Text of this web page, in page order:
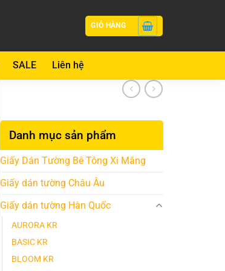
GIỎ HÀNG
SALE Liên hệ
Danh mục sản phẩm
Giấy Dán Tường Bê Tông Xi Măng
Giấy dán tường Châu Âu
Giấy dán tường Hàn Quốc
AURORA KR
BASIC KR
BLOOM KR